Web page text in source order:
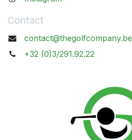
Contact
contact@thegolfcompany.be
+32 (0)3/291.92.22